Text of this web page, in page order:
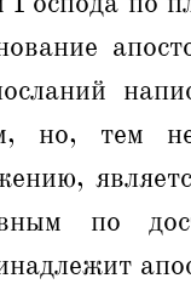
но, тем
по